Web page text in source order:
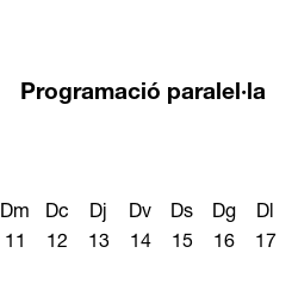
Programació paralel·la
Dm
11
Dc
12
Dj
13
Dv
14
Ds
15
Dg
16
Dl
17